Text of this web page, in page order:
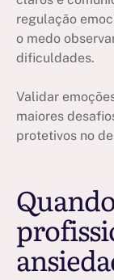
regulação
o medo
dificuldades.
Validar
maiores
protetivos no